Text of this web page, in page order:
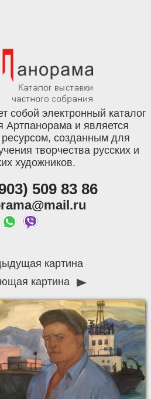
собой электронный каталог
Артпанорама и является
созданным для
творчества русских и
художников.
509 83 86
картина
картина